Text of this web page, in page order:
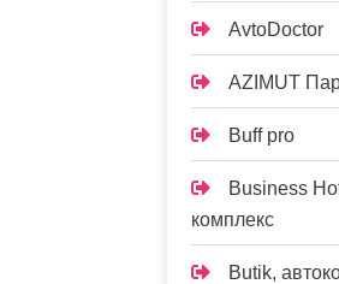
AvtoDoctor
AZIMUT
Buff pro
Business
комплекс
Butik,